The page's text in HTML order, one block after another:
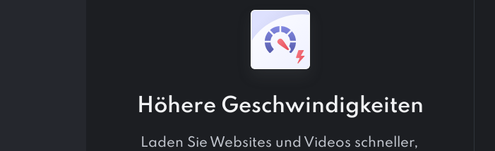
Höhere Geschwindigkeiten
Laden Sie Websites und Videos schneller,